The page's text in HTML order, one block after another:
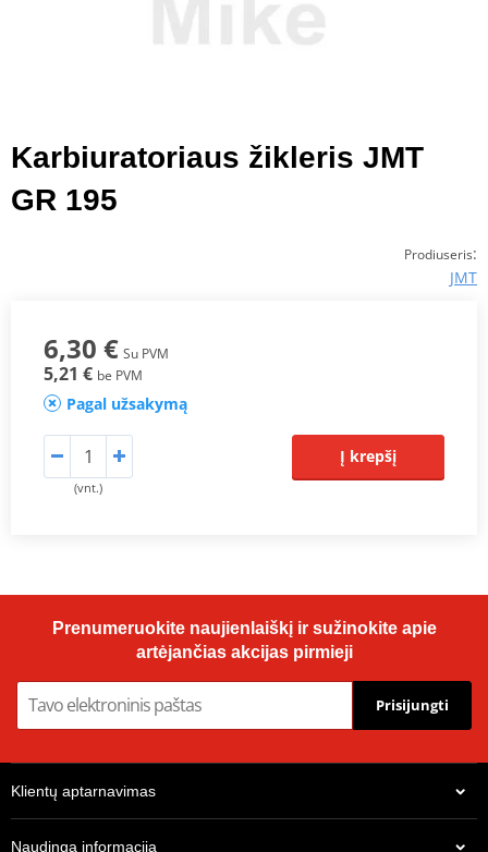
Karbiuratoriaus žikleris JMT
GR 195
Prodiuseris:
JMT
6,30 € Su PVM
5,21 € be PVM
Pagal užsakymą
(vnt.)
Į krepšį
Prenumeruokite naujienlaiškį ir sužinokite apie
artėjančias akcijas pirmieji
Prisijungti
Klientų aptarnavimas
Naudinga informacija